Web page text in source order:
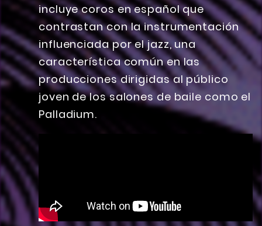
incluye coros en español que
contrastan con la instrumentación
influenciada por el jazz, una
característica común en las
producciones dirigidas al público
joven de los salones de baile como el
Palladium.